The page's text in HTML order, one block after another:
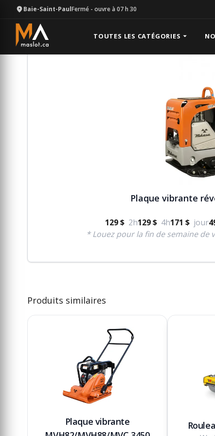
Baie-Saint-PaulFermé - ouvre à 07 h 30
TOUTES LES CATÉGORIES
Équipement Compaction
Plaque vibrante
129 $ 2h129 $ 4h171 $ jour
* Louez pour la fin de semaine de
Produits similaires
Plaque vibrante